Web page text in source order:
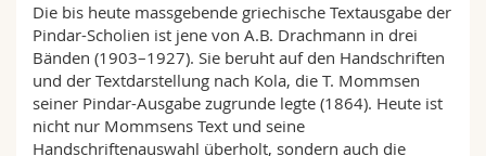
Die bis heute massgebende griechische Textausgabe der
Pindar-Scholien ist jene von A.B. Drachmann in drei
Bänden (1903–1927). Sie beruht auf den Handschriften
und der Textdarstellung nach Kola, die T. Mommsen
seiner Pindar-Ausgabe zugrunde legte (1864). Heute ist
nicht nur Mommsens Text und seine
Handschriftenauswahl überholt, sondern auch die